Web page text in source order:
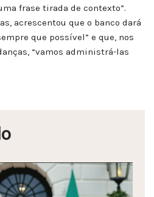
frase tirada de contexto”.
acrescentou que o banco dará
que possível” e que, nos
“vamos administrá-las